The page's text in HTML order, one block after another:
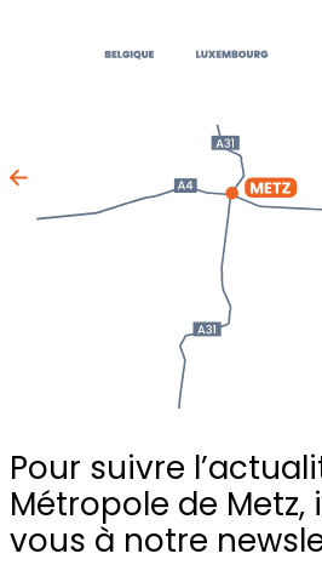
Pour suivre
Métropole de Metz,
vous à notre